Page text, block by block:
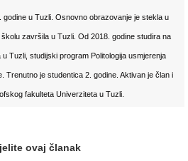
godine u Tuzli. Osnovno obrazovanje je stekla u
završila u Tuzli. Od 2018. godine studira na
Tuzli, studijski program Politologija usmjerenja
Trenutno je studentica 2. godine. Aktivan je član i
fakulteta Univerziteta u Tuzli.
ovaj članak